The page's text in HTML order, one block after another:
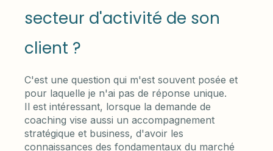
secteur d'activité de son
client ?
C'est une question qui m'est souvent posée et
pour laquelle je n'ai pas de réponse unique.
Il est intéressant, lorsque la demande de
coaching vise aussi un accompagnement
stratégique et business, d'avoir les
connaissances des fondamentaux du marché